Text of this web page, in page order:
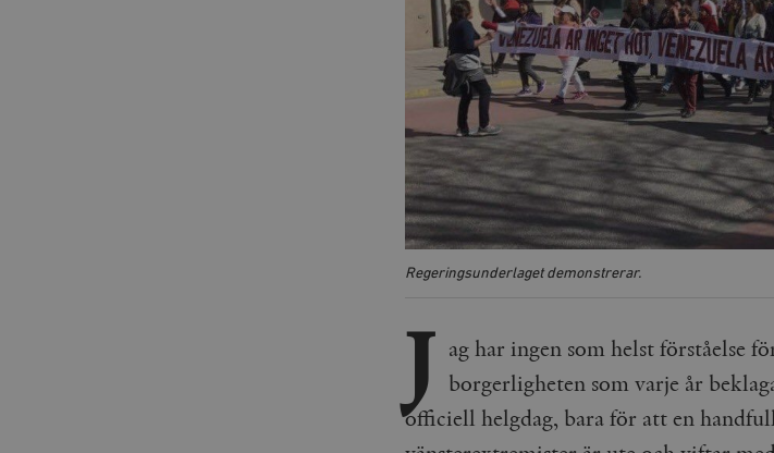
Regeringsunderlaget demonstrerar.
J ag har ingen som helst förståelse
borgerligheten som varje år
officiell helgdag, bara för att en